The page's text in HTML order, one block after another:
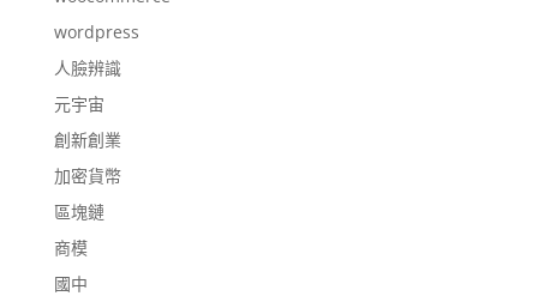
wordpress
人臉辨識
元宇宙
創新創業
加密貨幣
區塊鏈
商模
國中